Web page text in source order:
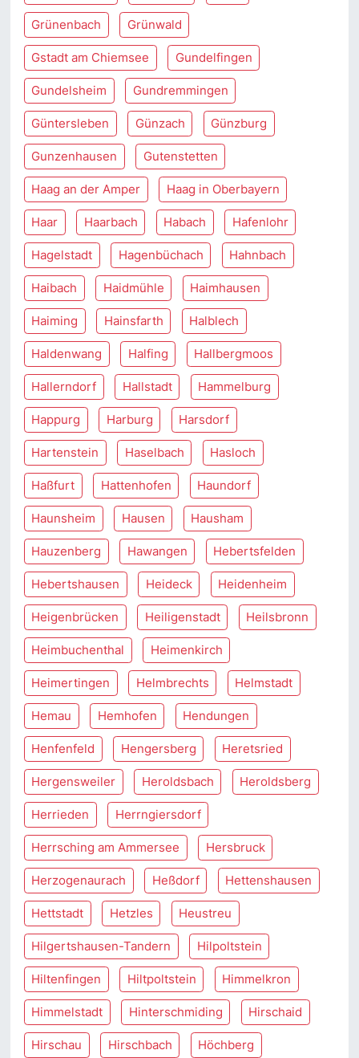
Grünenbach Grünwald
Gstadt am Chiemsee Gundelfingen
Gundelsheim Gundremmingen
Güntersleben Günzach Günzburg
Gunzenhausen Gutenstetten
Haag an der Amper Haag in Oberbayern
Haar Haarbach Habach Hafenlohr
Hagelstadt Hagenbüchach Hahnbach
Haibach Haidmühle Haimhausen
Haiming Hainsfarth Halblech
Haldenwang Halfing Hallbergmoos
Hallerndorf Hallstadt Hammelburg
Happurg Harburg Harsdorf
Hartenstein Haselbach Hasloch
Haßfurt Hattenhofen Haundorf
Haunsheim Hausen Hausham
Hauzenberg Hawangen Hebertsfelden
Hebertshausen Heideck Heidenheim
Heigenbrücken Heiligenstadt Heilsbronn
Heimbuchenthal Heimenkirch
Heimertingen Helmbrechts Helmstadt
Hemau Hemhofen Hendungen
Henfenfeld Hengersberg Heretsried
Hergensweiler Heroldsbach Heroldsberg
Herrieden Herrngiersdorf
Herrsching am Ammersee Hersbruck
Herzogenaurach Heßdorf Hettenshausen
Hettstadt Hetzles Heustreu
Hilgertshausen-Tandern Hilpoltstein
Hiltenfingen Hiltpoltstein Himmelkron
Himmelstadt Hinterschmiding Hirschaid
Hirschau Hirschbach Höchberg